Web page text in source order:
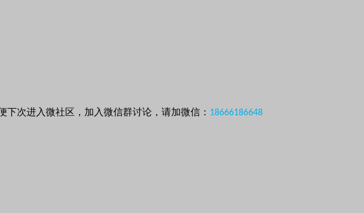
次进入微社区，加入微信群讨论，请加微信： 18666186648